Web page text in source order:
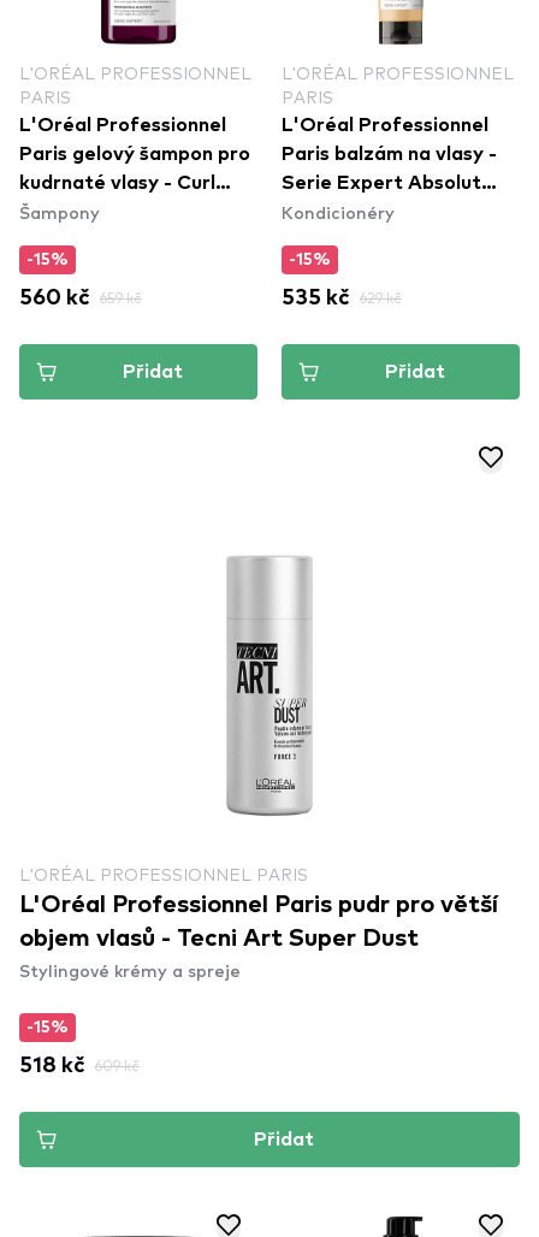
L'ORÉAL PROFESSIONNEL
PARIS
L'Oréal Professionnel
Paris gelový šampon pro
kudrnaté vlasy - Curl
Expression Anti-Buildup
Šampony
-15%
560 kč 659 kč
Přidat
L'ORÉAL PROFESSIONNEL
PARIS
L'Oréal Professionnel
Paris balzám na vlasy -
Serie Expert Absolut
Repair Conditioner
Kondicionéry
-15%
535 kč 629 kč
Přidat
L'ORÉAL PROFESSIONNEL PARIS
L'Oréal Professionnel Paris pudr pro větší
objem vlasů - Tecni Art Super Dust
Stylingové krémy a spreje
-15%
518 kč 609 kč
Přidat